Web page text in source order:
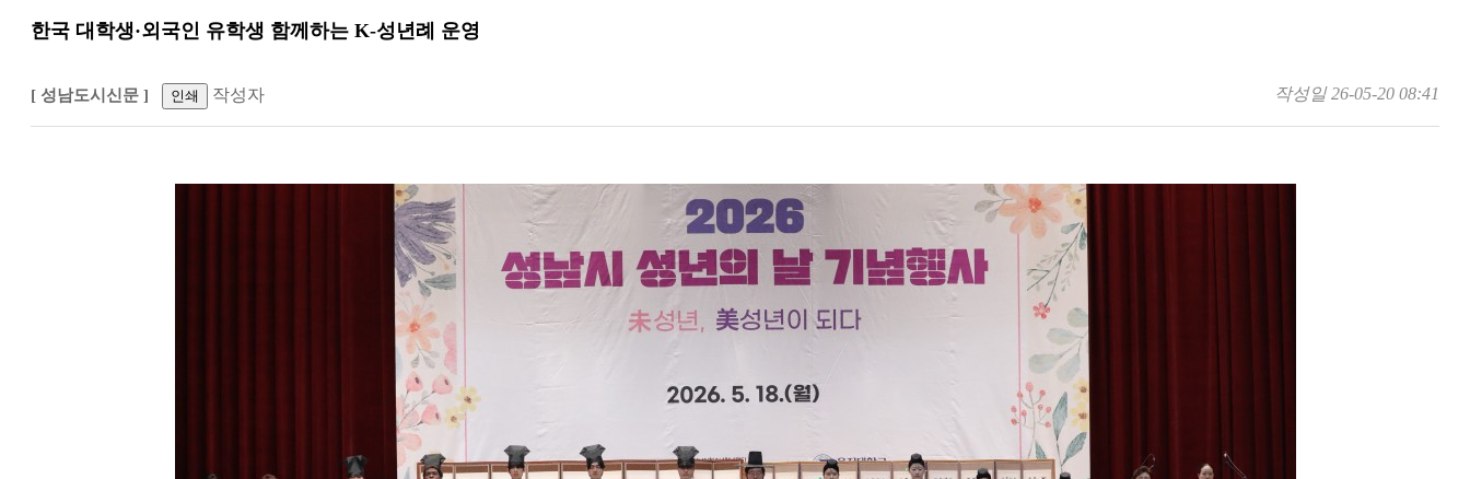
한국 대학생·외국인 유학생 함께하는 K-성년례 운영
[ 성남도시신문 ] 인쇄 작성자 작성일26-05-20 08:41